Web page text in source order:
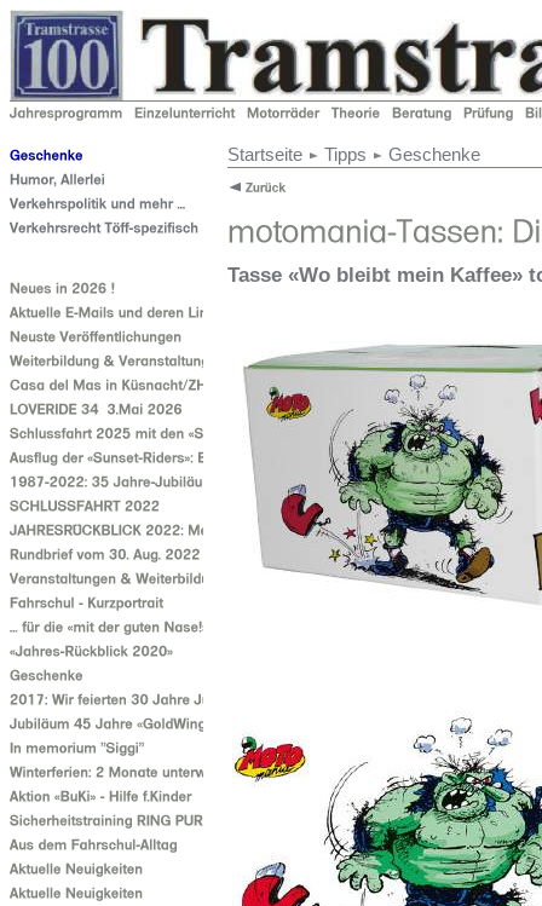
Startseite Tipps Geschenke
Tasse «Wo bleibt mein Kaffee»